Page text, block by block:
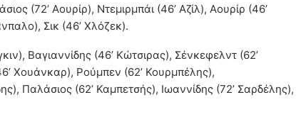
(72’ Αουρίρ), Ντεμιρμπάι (46’ Αζίλ), Αουρίρ (46’
Σικ (46’ Χλόζεκ).
Βαγιαννίδης (46’ Κώτσιρας), Σένκεφελντ (62’
Χουάνκαρ), Ρούμπεν (62’ Κουρμπέλης),
Παλάσιος (62’ Καμπετσής), Ιωαννίδης (72’ Σαρδέλης),